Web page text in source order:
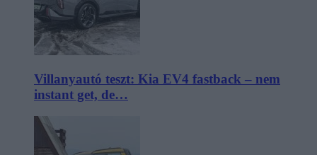
Villanyautó teszt: Kia EV4 fastback – nem
instant get, de…